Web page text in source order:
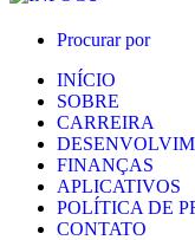
Procurar por
INÍCIO
SOBRE
CARREIRA
FINANÇAS
APLICATIVOS
POLÍTICA DE
CONTATO